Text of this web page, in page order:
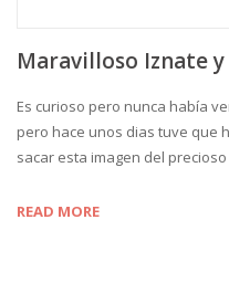
Maravilloso Iznate
Es curioso pero nunca había
pero hace unos dias tuve que
sacar esta imagen del
READ MORE